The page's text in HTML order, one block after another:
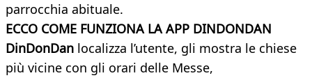
parrocchia abituale.
ECCO COME FUNZIONA LA APP DINDONDAN
DinDonDan localizza l’utente, gli mostra le chiese
più vicine con gli orari delle Messe,